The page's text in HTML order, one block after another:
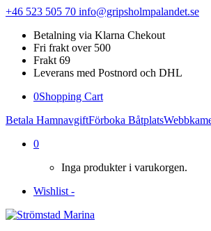
+46 523 505 70 info@gripsholmpalandet.se
Betalning via Klarna Chekout
Fri frakt over 500
Frakt 69
Leverans med Postnord och DHL
0Shopping Cart
Betala HamnavgiftFörboka Båtplats
0
Inga produkter i varukorgen.
Wishlist -